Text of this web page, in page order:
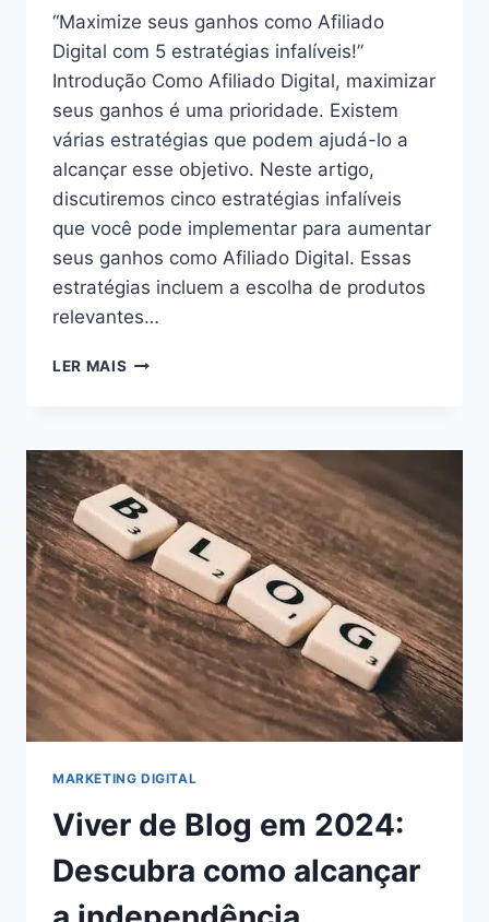
“Maximize seus ganhos como Afiliado
Digital com 5 estratégias infalíveis!”
Introdução Como Afiliado Digital, maximizar
seus ganhos é uma prioridade. Existem
várias estratégias que podem ajudá-lo a
alcançar esse objetivo. Neste artigo,
discutiremos cinco estratégias infalíveis
que você pode implementar para aumentar
seus ganhos como Afiliado Digital. Essas
estratégias incluem a escolha de produtos
relevantes…
LER MAIS
MAXIMIZAR
SEUS
GANHOS
COMO
AFILIADO
DIGITAL:
AUMENTE
SUA
RENDA
AGORA!
MARKETING DIGITAL
Viver de Blog em 2024:
Descubra como alcançar